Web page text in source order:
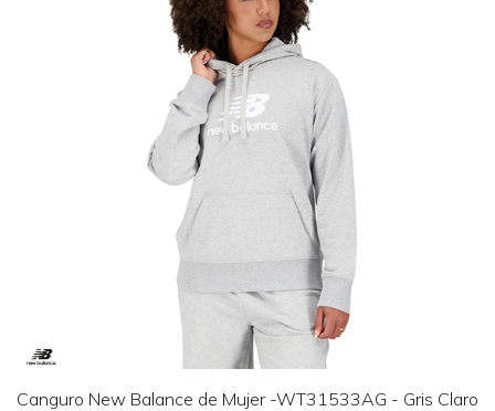
Canguro New Balance de Mujer -WT31533AG - Gris Claro